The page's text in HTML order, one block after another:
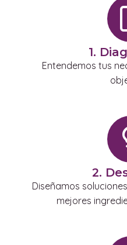
1.
Entendemos tus
2.
Diseñamos
mejores